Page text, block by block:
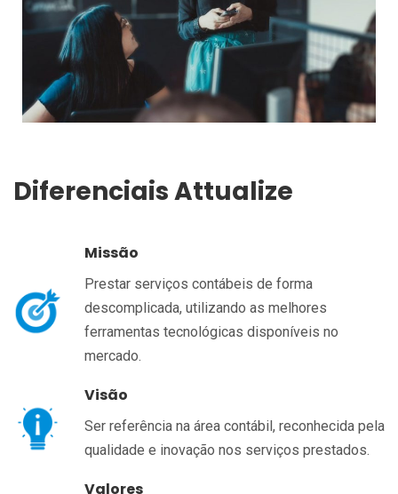
Diferenciais Attualize
Missão
Prestar serviços contábeis de forma
descomplicada, utilizando as melhores
ferramentas tecnológicas disponíveis no
mercado.
Visão
Ser referência na área contábil, reconhecida pela
qualidade e inovação nos serviços prestados.
Valores